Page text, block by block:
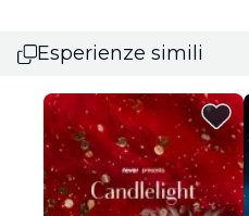
Esperienze simili